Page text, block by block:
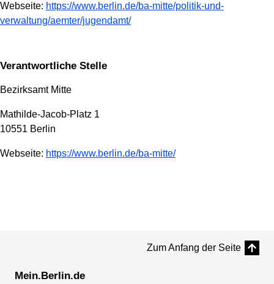
Webseite: https://www.berlin.de/ba-mitte/politik-und-
verwaltung/aemter/jugendamt/
Verantwortliche Stelle
Bezirksamt Mitte
Mathilde-Jacob-Platz 1
10551 Berlin
Webseite: https://www.berlin.de/ba-mitte/
Zum Anfang der Seite
Mein.Berlin.de